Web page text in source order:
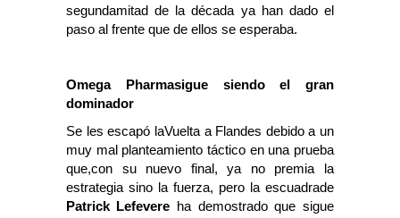
segundamitad de la década ya han dado el
paso al frente que de ellos se esperaba.
Omega Pharmasigue siendo el gran
dominador
Se les escapó laVuelta a Flandes debido a un
muy mal planteamiento táctico en una prueba
que,con su nuevo final, ya no premia la
estrategia sino la fuerza, pero la escuadrade
Patrick Lefevere ha demostrado que sigue